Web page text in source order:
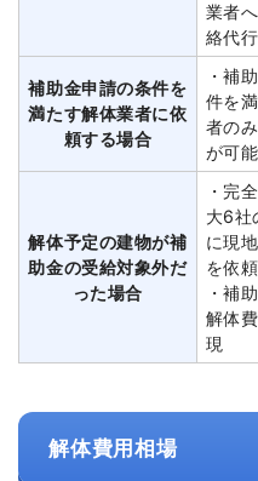
業者
絡代行
補助金申請の条件を
満たす解体業者に依
頼する場合
・補
件を
者の
が可能
解体予定の建物が補
助金の受給対象外だ
った場合
・完
大6社
に現
を依頼
・補
解体
現
解体費用相場